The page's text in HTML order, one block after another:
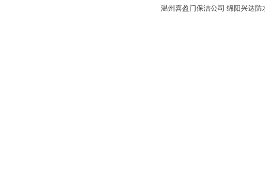
温州喜盈门保洁公司 绵阳兴达防